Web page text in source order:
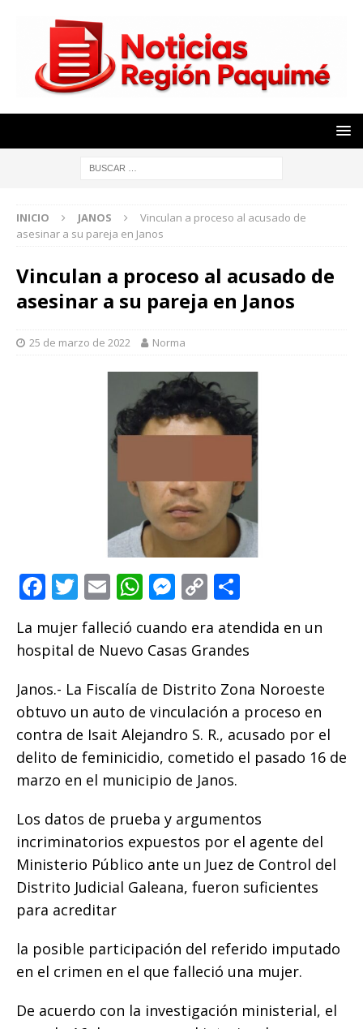
INICIO JANOS
Vinculan a proceso al acusado de
asesinar a su pareja en Janos
Vinculan a proceso al acusado de
asesinar a su pareja en Janos
25 de marzo de 2022 Norma
F
c
e
b
o
o
k
T
w
it
te
r
E
m
ai
l
W
at
s
A
p
p
M
e
ss
e
n
g
e
r
C
p
y
Li
n
k
m
p
ar
ti
r
La mujer falleció cuando era atendida en un
hospital de Nuevo Casas Grandes
Janos.- La Fiscalía de Distrito Zona Noroeste
obtuvo un auto de vinculación a proceso en
contra de Isait Alejandro S. R., acusado por el
delito de feminicidio, cometido el pasado 16 de
marzo en el municipio de Janos.
Los datos de prueba y argumentos
incriminatorios expuestos por el agente del
Ministerio Público ante un Juez de Control del
Distrito Judicial Galeana, fueron suficientes
para acreditar
la posible participación del referido imputado
en el crimen en el que falleció una mujer.
De acuerdo con la investigación ministerial, el